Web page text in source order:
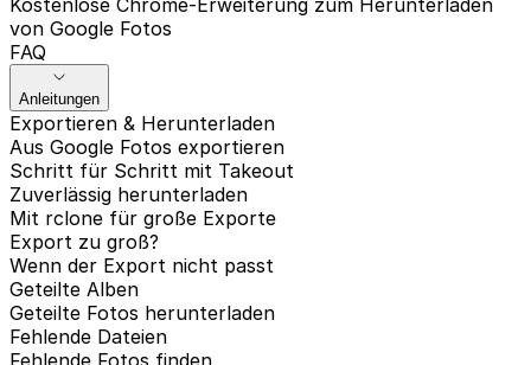
Kostenlose Chrome-Erweiterung zum Herunterladen
von Google Fotos
FAQ
Anleitungen
Exportieren & Herunterladen
Aus Google Fotos exportieren
Schritt für Schritt mit Takeout
Zuverlässig herunterladen
Mit rclone für große Exporte
Export zu groß?
Wenn der Export nicht passt
Geteilte Alben
Geteilte Fotos herunterladen
Fehlende Dateien